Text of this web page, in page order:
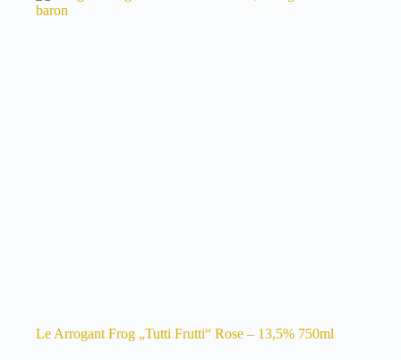
Le Arrogant Frog „Tutti Frutti“ Rose – 13,5% 750ml